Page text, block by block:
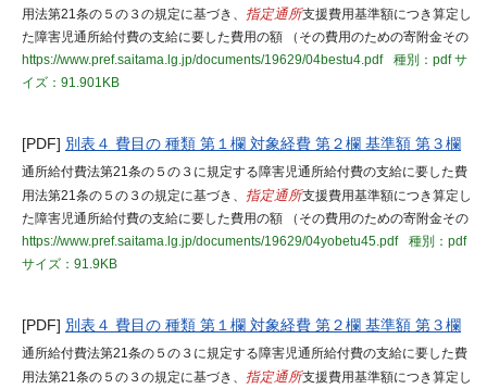
用法第21条の５の３の規定に基づき、 指定通所支援費用基準額につき算定し
た障害児通所給付費の支給に要した費用の額 （その費用のための寄附金その
https://www.pref.saitama.lg.jp/documents/19629/04bestu4.pdf
種別：pdfサ
イズ：91.901KB
[PDF] 別表４ 費目の 種類 第１欄 対象経費 第２欄 基準額 第３欄
通所給付費法第21条の５の３に規定する障害児通所給付費の支給に要した費
用法第21条の５の３の規定に基づき、 指定通所支援費用基準額につき算定し
た障害児通所給付費の支給に要した費用の額 （その費用のための寄附金その
https://www.pref.saitama.lg.jp/documents/19629/04yobetu45.pdf
種別：pdf
サイズ：91.9KB
[PDF] 別表４ 費目の 種類 第１欄 対象経費 第２欄 基準額 第３欄
通所給付費法第21条の５の３に規定する障害児通所給付費の支給に要した費
用法第21条の５の３の規定に基づき、 指定通所支援費用基準額につき算定し